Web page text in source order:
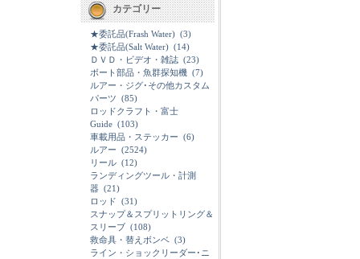
カテゴリー
★委託品(Frash Water) (3)
★委託品(Salt Water) (14)
ＤＶＤ・ビデオ・雑誌 (23)
ボート部品・魚群探知機 (7)
ルアー・ジグ･その他カスタム
パーツ (85)
ロッドクラフト・富士
Guide (103)
車載用品・ステッカー (6)
ルアー (2524)
リール (12)
ランディングツール・計測
器 (21)
ロッド (31)
スナップ＆スプリットリング＆
スリーブ (108)
救命具・替えボンベ (3)
ライン・ショックリーダー･ニ